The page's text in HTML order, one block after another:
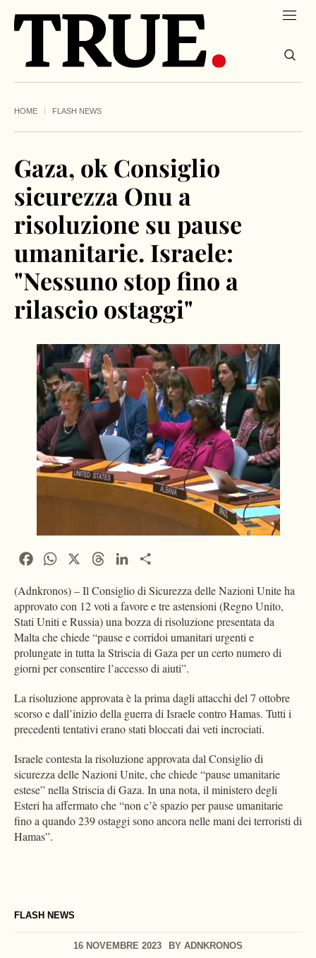
HOME FLASH NEWS
FLASH NEWS
Gaza, ok Consiglio
sicurezza Onu a
risoluzione su pause
umanitarie. Israele:
"Nessuno stop fino a
rilascio ostaggi"
16 NOVEMBRE 2023 BY ADNKRONOS
FacebookWhatsApp ThreadsLinkedIn
(Adnkronos) – Il Consiglio di Sicurezza delle Nazioni Unite ha
approvato con 12 voti a favore e tre astensioni (Regno Unito,
Stati Uniti e Russia) una bozza di risoluzione presentata da
Malta che chiede “pause e corridoi umanitari urgenti e
prolungate in tutta la Striscia di Gaza per un certo numero di
giorni per consentire l’accesso di aiuti”.
La risoluzione approvata è la prima dagli attacchi del 7 ottobre
scorso e dall’inizio della guerra di Israele contro Hamas. Tutti i
precedenti tentativi erano stati bloccati dai veti incrociati.
Israele contesta la risoluzione approvata dal Consiglio di
sicurezza delle Nazioni Unite, che chiede “pause umanitarie
estese” nella Striscia di Gaza. In una nota, il ministero degli
Esteri ha affermato che “non c’è spazio per pause umanitarie
fino a quando 239 ostaggi sono ancora nelle mani dei terroristi di
Hamas”.